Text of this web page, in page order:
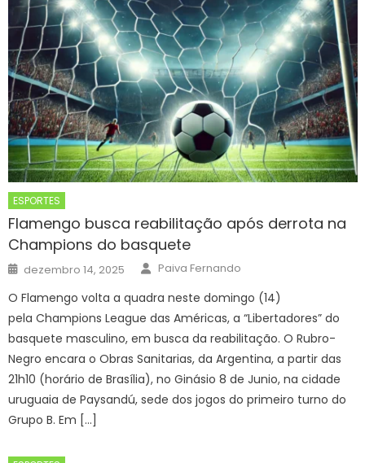
ESPORTES
Flamengo busca reabilitação após derrota na
Champions do basquete
Posted
on
dezembro 14, 2025 Author
Paiva Fernando
O Flamengo volta a quadra neste domingo (14)
pela Champions League das Américas, a “Libertadores” do
basquete masculino, em busca da reabilitação. O Rubro-
Negro encara o Obras Sanitarias, da Argentina, a partir das
21h10 (horário de Brasília), no Ginásio 8 de Junio, na cidade
uruguaia de Paysandú, sede dos jogos do primeiro turno do
Grupo B. Em […]